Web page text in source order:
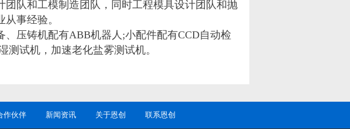
团队和工模制造团队，同时工程模具设计团队和抛
从事经验。
、压铸机配有ABB机器人;小配件配有CCD自动检
测试机，加速老化盐雾测试机。
作伙伴 新闻资讯 关于恩创 联系恩创